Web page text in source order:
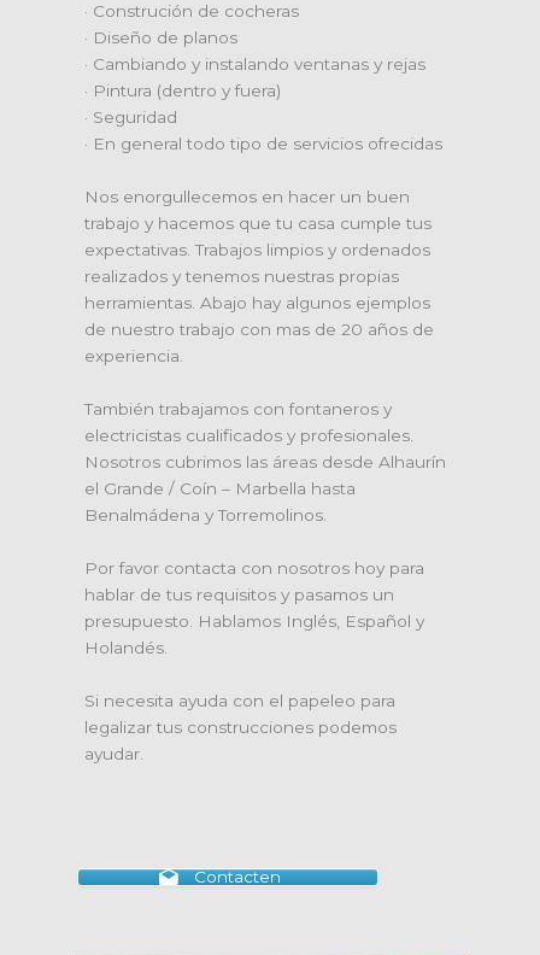
· Construción de cocheras
· Diseño de planos
· Cambiando y instalando ventanas y rejas
· Pintura (dentro y fuera)
· Seguridad
· En general todo tipo de servicios ofrecidas
Nos enorgullecemos en hacer un buen
trabajo y hacemos que tu casa cumple tus
expectativas. Trabajos limpios y ordenados
realizados y tenemos nuestras propias
herramientas. Abajo hay algunos ejemplos
de nuestro trabajo con mas de 20 años de
experiencia.
También trabajamos con fontaneros y
electricistas cualificados y profesionales.
Nosotros cubrimos las áreas desde Alhaurín
el Grande / Coín – Marbella hasta
Benalmádena y Torremolinos.
Por favor contacta con nosotros hoy para
hablar de tus requisitos y pasamos un
presupuesto. Hablamos Inglés, Español y
Holandés.
Si necesita ayuda con el papeleo para
legalizar tus construcciones podemos
ayudar.
Contacten